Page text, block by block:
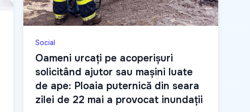
Social
Oameni urcați pe acoperișuri
solicitând ajutor sau mașini luate
de ape: Ploaia puternică din seara
zilei de 22 mai a provocat inundații